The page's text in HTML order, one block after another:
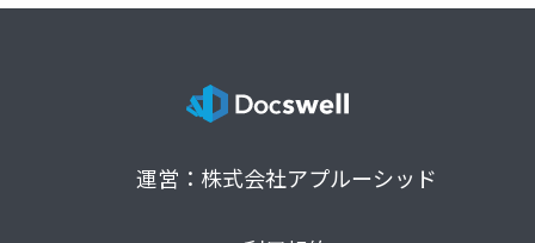
運営：株式会社アプルーシッド